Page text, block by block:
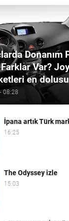
Donanım
Var?
en
- 08:28
İpana artık Türk
16:25
The Odyssey izle
15:03